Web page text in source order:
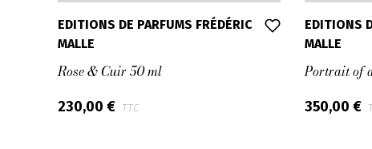
EDITIONS DE PARFUMS FRÉDÉRIC
MALLE
Rose & Cuir 50 ml
230,00 € TTC
EDITIONS
MALLE
Portrait of
350,00 €